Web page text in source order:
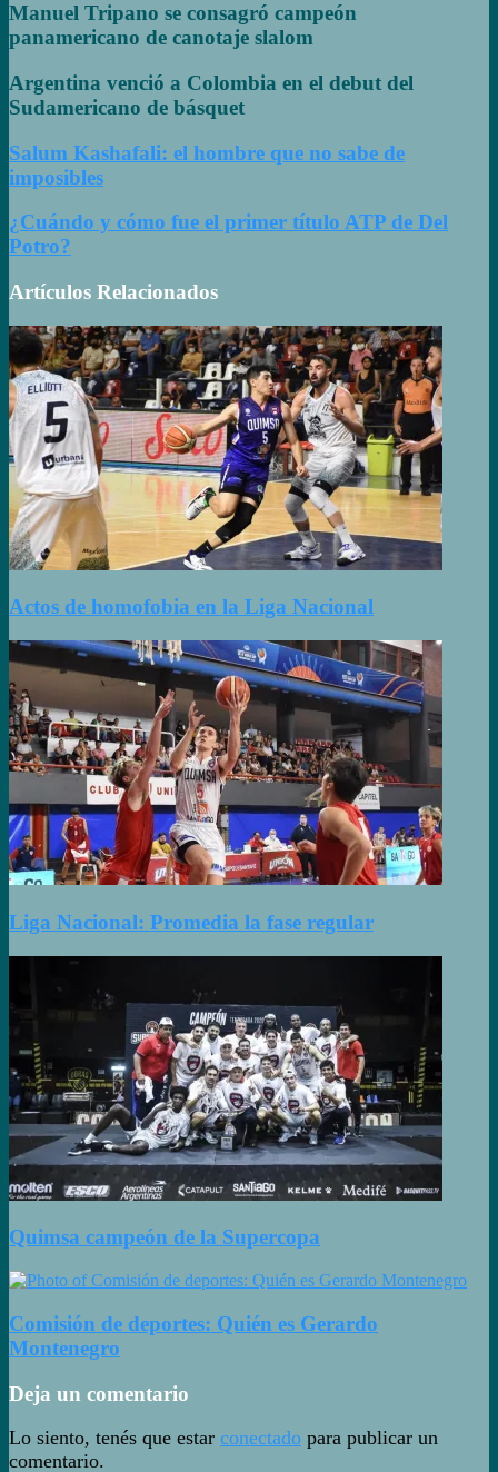
Manuel Tripano se consagró campeón
panamericano de canotaje slalom
Argentina venció a Colombia en el debut del
Sudamericano de básquet
Salum Kashafali: el hombre que no sabe de
imposibles
¿Cuándo y cómo fue el primer título ATP de Del
Potro?
Artículos Relacionados
Actos de homofobia en la Liga Nacional
Liga Nacional: Promedia la fase regular
Quimsa campeón de la Supercopa
Comisión de deportes: Quién es Gerardo
Montenegro
Deja un comentario
Lo siento, tenés que estar conectado para publicar un
comentario.